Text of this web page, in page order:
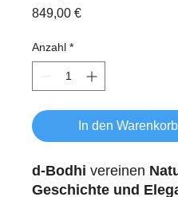
849,00 €Preis
Anzahl *
In den Warenkorb
d-Bodhi vereinen
Geschichte und